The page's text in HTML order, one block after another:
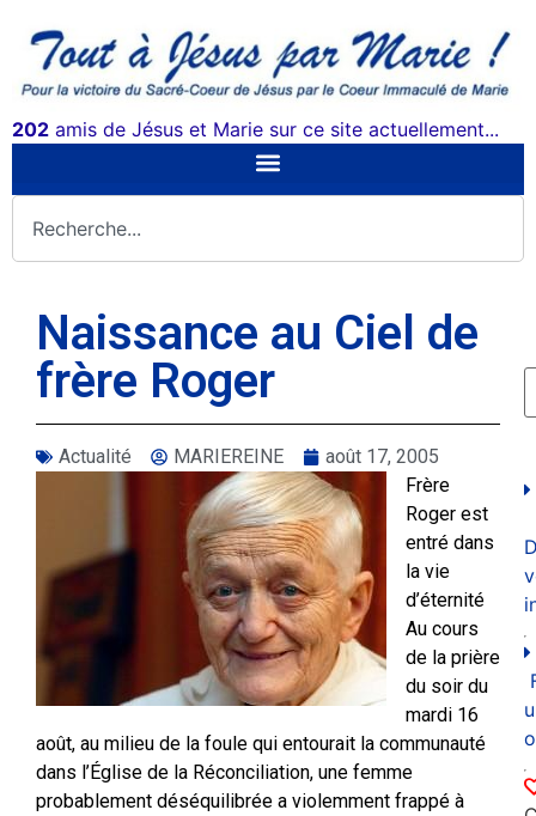
202 amis de Jésus et Marie sur ce site actuellement...
Naissance au Ciel de
frère Roger
Actualité MARIEREINE
août 17, 2005
Frère
Roger est
entré dans
la vie
d’éternité
Au cours
de la prière
du soir du
mardi 16
août, au milieu de la foule qui entourait la communauté
dans l’Église de la Réconciliation, une femme
probablement déséquilibrée a violemment frappé à